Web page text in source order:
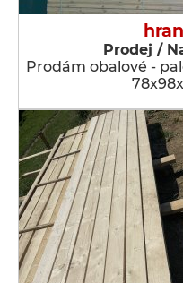
Prodej /
Prodám obalové -